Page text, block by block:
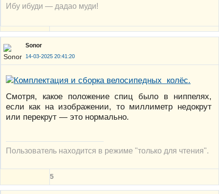
Ибу ибуди — дадао муди!
Sonor
14-03-2025 20:41:20
Смотря, какое положение спиц было в ниппелях,
если как на изображении, то миллиметр недокрут
или перекрут — это нормально.
Пользователь находится в режиме "только для чтения".
5